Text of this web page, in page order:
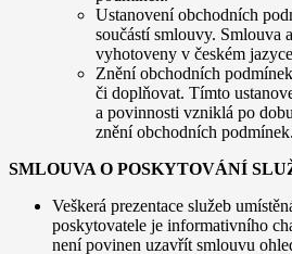
Ustanovení obchodních
součástí smlouvy. Smlouva
vyhotoveny v českém
Znění obchodních
či doplňovat. Tímto
a povinnosti vzniklá po
znění obchodních podmínek.
SMLOUVA O POSKYTOVÁNÍ
Veškerá prezentace služeb
poskytovatele je informativního
není povinen uzavřít smlouvu